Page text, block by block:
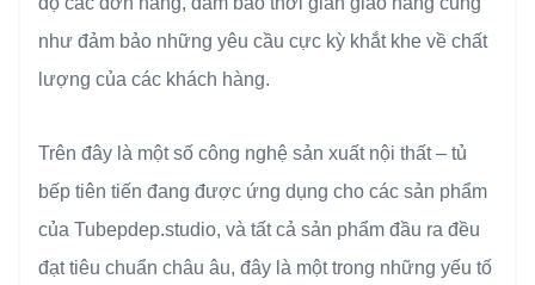
như đảm bảo những yêu cầu cực kỳ khắt khe về chất
lượng của các khách hàng.
Trên đây là một số công nghệ sản xuất nội thất – tủ
bếp tiên tiến đang được ứng dụng cho các sản phẩm
của Tubepdep.studio, và tất cả sản phẩm đầu ra đều
đạt tiêu chuẩn châu âu, đây là một trong những yếu tố